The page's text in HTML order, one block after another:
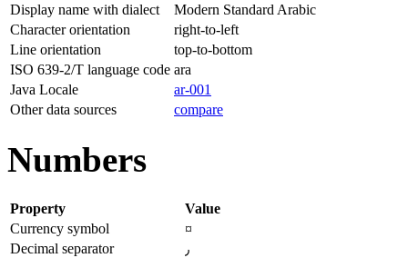
Display name with dialect
Modern Standard Arabic
Character orientation
right-to-left
Line orientation
top-to-bottom
ISO 639-2/T language code ara
Java Locale
ar-001
Other data sources
compare
Numbers
Property
Value
Currency symbol
¤
Decimal separator
٫